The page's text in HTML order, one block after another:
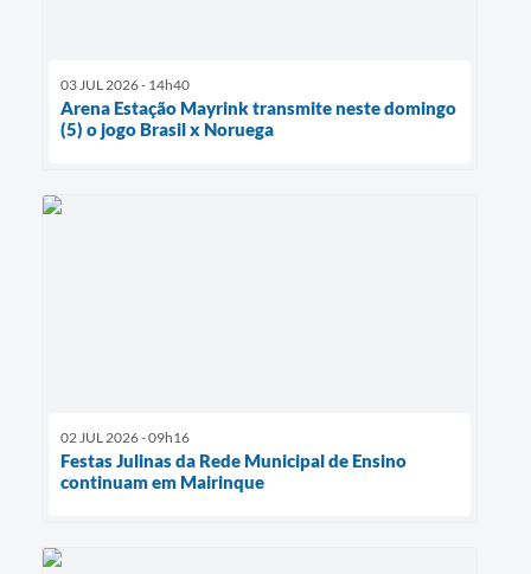
03 JUL 2026 - 14h40
Arena Estação Mayrink transmite neste domingo
(5) o jogo Brasil x Noruega
02 JUL 2026 - 09h16
Festas Julinas da Rede Municipal de Ensino
continuam em Mairinque